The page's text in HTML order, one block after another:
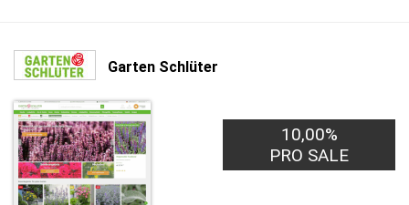
Garten Schlüter
10,00%
PRO SALE